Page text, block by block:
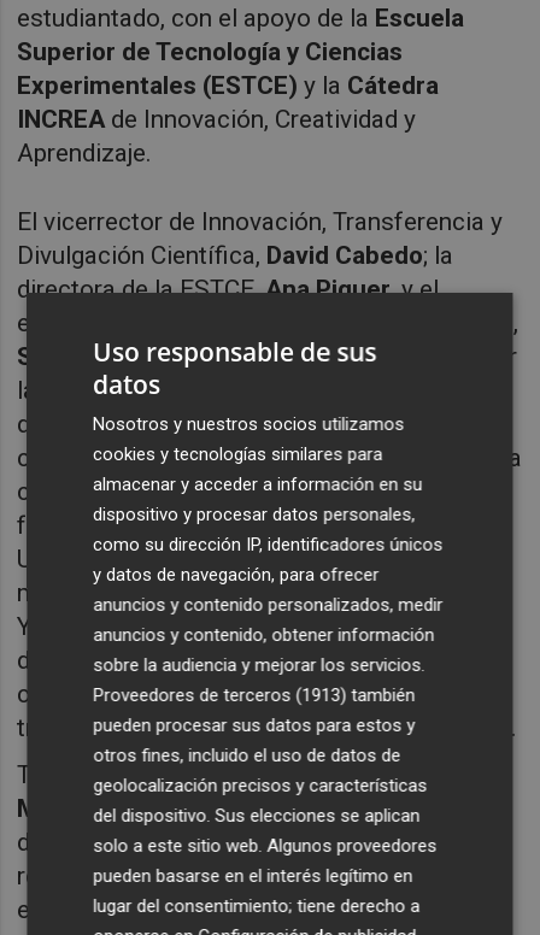
estudiantado, con el apoyo de la Escuela
Superior de Tecnología y Ciencias
Experimentales (ESTCE)y la Cátedra
INCREAde Innovación, Creatividad y
Aprendizaje.
El vicerrector de Innovación, Transferencia y
Divulgación Científica, David Cabedo; la
directora de la ESTCE,Ana Piquer, y el
estudiante y organizador de las Tecnocharlas,
Sergi Pérez, han sido los encargados de abrir
la jornada. A continuación, la reconocida
divulgadora científica Rocío Vidal, conocida
como
La Gata de Schrödinger, ha ofrecido una
charla
sobre emprendimiento científico
femenino yfake news. Vidal, periodista por la
UJI, publicista y creadora de contenido con
más de 900.000 suscriptores en su canal de
YouTube, ha compartido su experiencia en
divulgación de la ciencia y pensamiento
crítico, desmontando creencias erróneas a
través de un enfoque educativo y entretenido.
Tras la conferencia, la directora de INCREA,
Marisa Flor, ha hecho entrega de los premios
de la iniciativa 5UCV Aula Emprende, que
reconoce los mejores proyectos
emprendedores desarrollados por el
Uso responsable de sus
datos
Nosotros y nuestros socios utilizamos
cookies y tecnologías similares para
almacenar y acceder a información en su
dispositivo y procesar datos personales,
como su dirección IP, identificadores únicos
y datos de navegación, para ofrecer
anuncios y contenido personalizados, medir
anuncios y contenido, obtener información
sobre la audiencia y mejorar los servicios.
Proveedores de terceros (1913) también
pueden procesar sus datos para estos y
otros fines, incluido el uso de datos de
geolocalización precisos y características
del dispositivo. Sus elecciones se aplican
solo a este sitio web. Algunos proveedores
pueden basarse en el interés legítimo en
lugar del consentimiento; tiene derecho a